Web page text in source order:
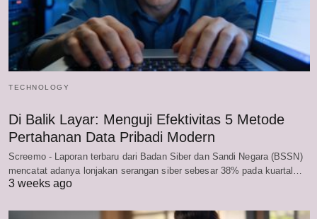
TECHNOLOGY
Di Balik Layar: Menguji Efektivitas 5 Metode
Pertahanan Data Pribadi Modern
Screemo - Laporan terbaru dari Badan Siber dan Sandi Negara (BSSN)
mencatat adanya lonjakan serangan siber sebesar 38% pada kuartal…
3 weeks ago